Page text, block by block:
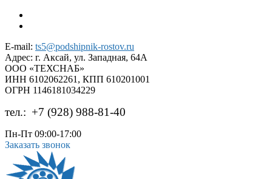
E-mail: ts5@podshipnik-rostov.ru
Адрес: г. Аксай, ул. Западная, 64А
ООО «ТЕХСНАБ»
ИНН 6102062261, КПП 610201001
ОГРН 1146181034229
тел.: +7 (928) 988-81-40
Пн-Пт 09:00-17:00
Заказать звонок